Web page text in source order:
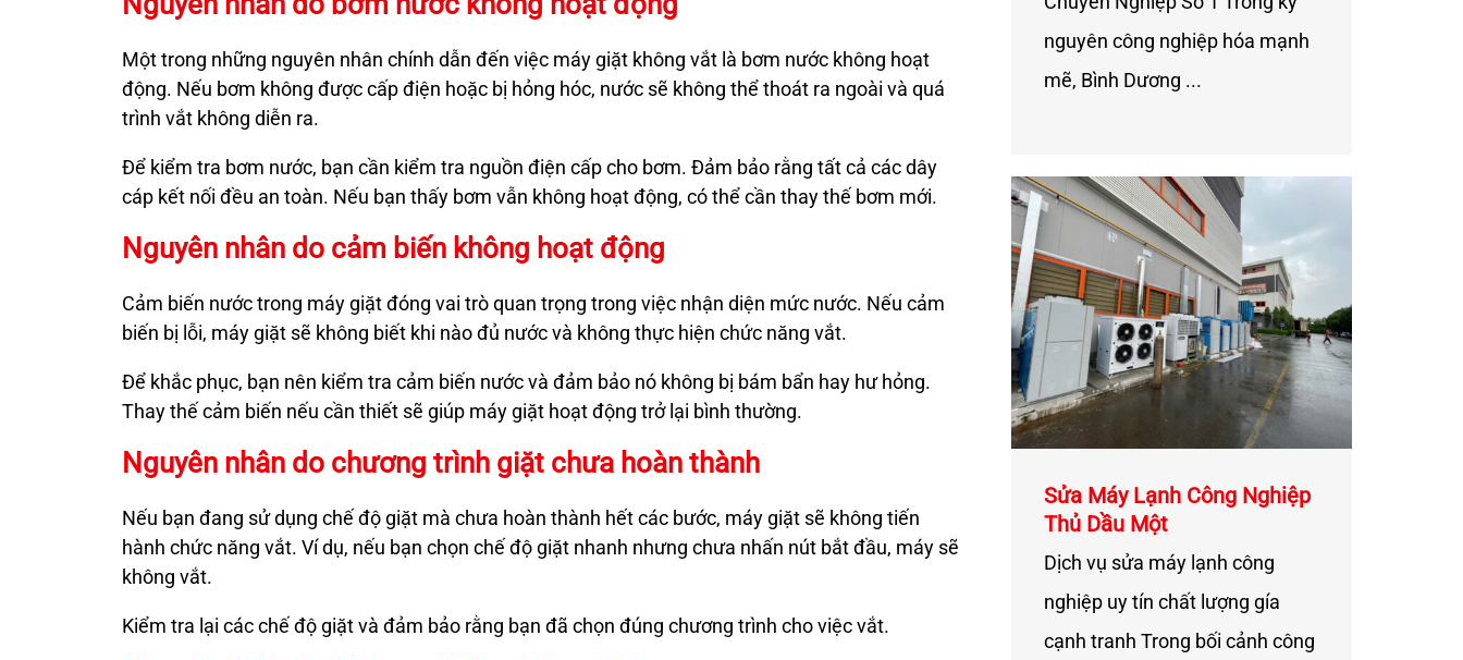
Một trong những nguyên nhân chính dẫn đến việc máy giặt không vắt là bơm nước không hoạt
động. Nếu bơm không được cấp điện hoặc bị hỏng hóc, nước sẽ không thể thoát ra ngoài và quá
trình vắt không diễn ra.
Để kiểm tra bơm nước, bạn cần kiểm tra nguồn điện cấp cho bơm. Đảm bảo rằng tất cả các dây
cáp kết nối đều an toàn. Nếu bạn thấy bơm vẫn không hoạt động, có thể cần thay thế bơm mới.
Nguyên nhân do cảm biến không hoạt động
Cảm biến nước trong máy giặt đóng vai trò quan trọng trong việc nhận diện mức nước. Nếu cảm
biến bị lỗi, máy giặt sẽ không biết khi nào đủ nước và không thực hiện chức năng vắt.
Để khắc phục, bạn nên kiểm tra cảm biến nước và đảm bảo nó không bị bám bẩn hay hư hỏng.
Thay thế cảm biến nếu cần thiết sẽ giúp máy giặt hoạt động trở lại bình thường.
Nguyên nhân do chương trình giặt chưa hoàn thành
Nếu bạn đang sử dụng chế độ giặt mà chưa hoàn thành hết các bước, máy giặt sẽ không tiến
hành chức năng vắt. Ví dụ, nếu bạn chọn chế độ giặt nhanh nhưng chưa nhấn nút bắt đầu, máy sẽ
không vắt.
Kiểm tra lại các chế độ giặt và đảm bảo rằng bạn đã chọn đúng chương trình cho việc vắt.
nguyên công nghiệp hóa mạnh
mẽ, Bình Dương ...
Sửa Máy Lạnh Công Nghiệp
Thủ Dầu Một
Dịch vụ sửa máy lạnh công
nghiệp uy tín chất lượng gía
cạnh tranh Trong bối cảnh công